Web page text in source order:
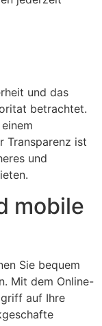
und das
betrachtet.
Transparenz ist
und
mobile
Sie bequem
Mit dem Online-
auf Ihre